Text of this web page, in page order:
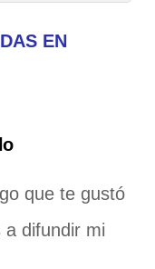
EN
que te gustó
difundir mi